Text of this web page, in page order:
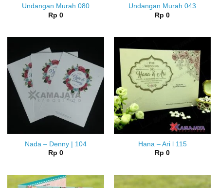
Undangan Murah 080
Rp 0
Undangan Murah 043
Rp 0
Nada – Denny | 104
Rp 0
Hana – Ari l 115
Rp 0